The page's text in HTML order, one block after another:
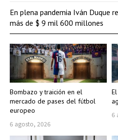
Bombazo y traición en el
mercado de pases del fútbol
europeo
6 agosto, 2026
6
En plena pandemia Iván Duque
más de $ 9 mil 600 millones